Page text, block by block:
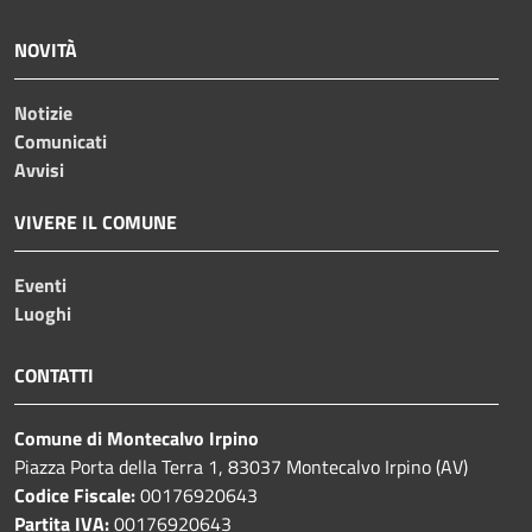
NOVITÀ
Notizie
Comunicati
Avvisi
VIVERE IL COMUNE
Eventi
Luoghi
CONTATTI
Comune di Montecalvo Irpino
Piazza Porta della Terra 1, 83037 Montecalvo Irpino (AV)
Codice Fiscale:00176920643
Partita IVA:00176920643